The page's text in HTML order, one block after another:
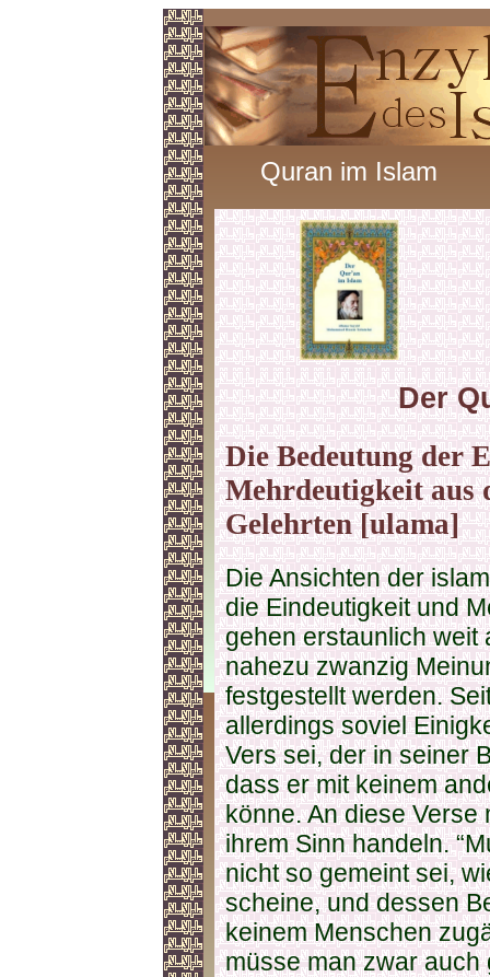
Quran im Islam
Der
Die Bedeutung der
Mehrdeutigkeit aus
Gelehrten [ulama]
Die Ansichten der
die Eindeutigkeit und
gehen erstaunlich weit
nahezu zwanzig
festgestellt werden.
allerdings soviel
Vers sei, der in seiner
dass er mit keinem
könne. An diese
ihrem Sinn handeln.
nicht so gemeint sei,
scheine, und dessen
keinem Menschen
müsse man zwar